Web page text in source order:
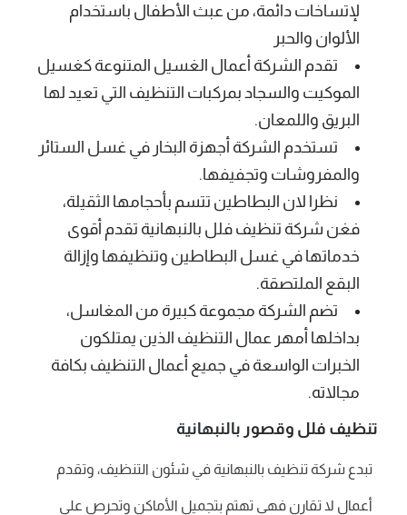
لإتساخات دائمة، من عبث الأطفال باستخدام
الألوان والحبر
تقدم الشركة أعمال الغسيل المتنوعة كغسيل
الموكيت والسجاد بمركبات التنظيف التي تعيد لها
البريق واللمعان.
تستخدم الشركة أجهزة البخار في غسل الستائر
والمفروشات وتجفيفها.
نظرا لان البطاطين تتسم بأحجامها الثقيلة،
فغن شركة تنظيف فلل بالنبهانية تقدم أقوى
خدماتها في غسل البطاطين وتنظيفها وإزالة
البقع الملتصقة.
تضم الشركة مجموعة كبيرة من المغاسل،
بداخلها أمهر عمال التنظيف الذين يمتلكون
الخبرات الواسعة في جميع أعمال التنظيف بكافة
مجالاته.
تنظيف فلل وقصور بالنبهانية
تبدع شركة تنظيف بالنبهانية في شئون التنظيف، وتقدم
أعمال لا تقارن فهي تهتم بتجميل الأماكن وتحرص على